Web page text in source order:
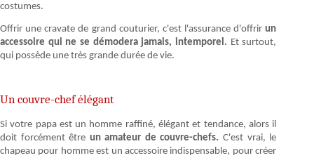
costumes.
Offrir une cravate de grand couturier, c'est l'assurance d'offrirun
accessoire qui ne se démodera jamais, intemporel. Et surtout,
qui possède une très grande durée de vie.
Un couvre-chef élégant
Si votre papa est un homme raffiné, élégant et tendance, alors il
doit forcément être un amateur de couvre-chefs. C'est vrai, le
chapeau pour homme est un accessoire indispensable, pour créer